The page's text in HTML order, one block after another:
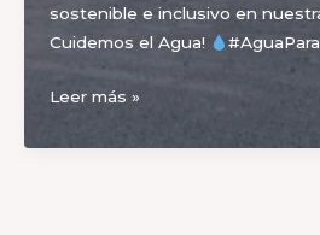
sostenible e inclusivo en
Cuidemos el Agua!
¡Agua
nuestros
Leer más »